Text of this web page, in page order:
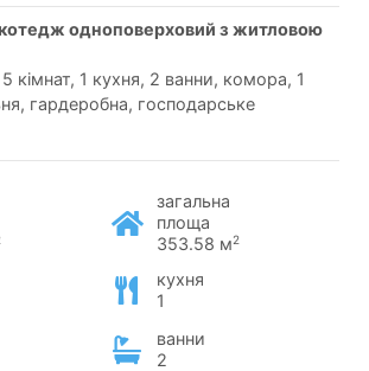
кімнат, 1 кухня, 2 ванни, комора, 1
гардеробна, господарське
загальна
площа
353.58 м2
кухня
1
ванни
2